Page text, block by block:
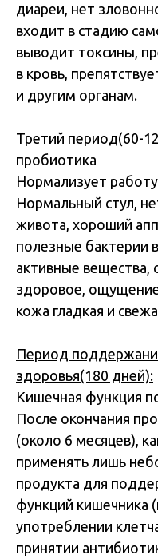
диареи, нет
входит в стадию
выводит токсины,
в кровь,
и другим органам.
Третий период(60-
пробиотика
Нормализует
Нормальный стул,
живота, хороший
полезные бактерии
активные вещества,
здоровое, ощущение
кожа гладкая и
Период
здоровья(180 дней):
Кишечная функция
После окончания
(около 6 месяцев),
применять лишь
продукта для
функций кишечника
употреблении
принятии